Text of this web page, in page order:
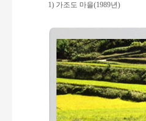
1) 가조도 마을(1989년)